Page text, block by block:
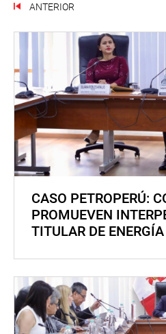
ANTERIOR
CASO PETROPERÚ:
PROMUEVEN
TITULAR DE